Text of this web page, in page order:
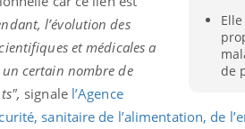
de
l’évolution des
et médicales a
certain nombre de
signale l’Agence
sanitaire de l’alimentation, de
femmes